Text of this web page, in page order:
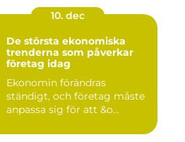
10. dec
De största ekonomiska
trenderna som påverkar
företag idag
Ekonomin förändras
ständigt, och företag måste
anpassa sig för att &o...